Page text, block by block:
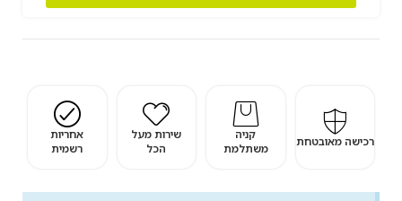
רכישה מאובטחת
קניה
משתלמת
שירות מעל
הכל
אחריות
רשמית